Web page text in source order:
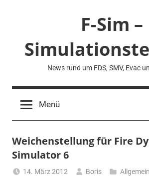
F-Sim –
News rund um FDS, SMV, Evac
Menü
Weichenstellung für Fire
Simulator 6
14. März 2012 Boris Allgemein